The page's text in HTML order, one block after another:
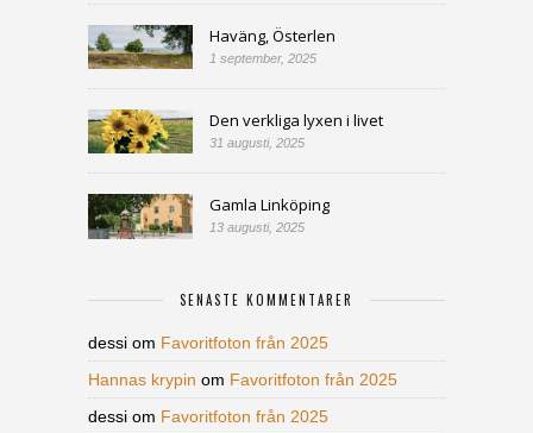
Haväng, Österlen
1 september, 2025
Den verkliga lyxen i livet
31 augusti, 2025
Gamla Linköping
13 augusti, 2025
SENASTE KOMMENTARER
dessi om Favoritfoton från 2025
Hannas krypin om Favoritfoton från 2025
dessi om Favoritfoton från 2025